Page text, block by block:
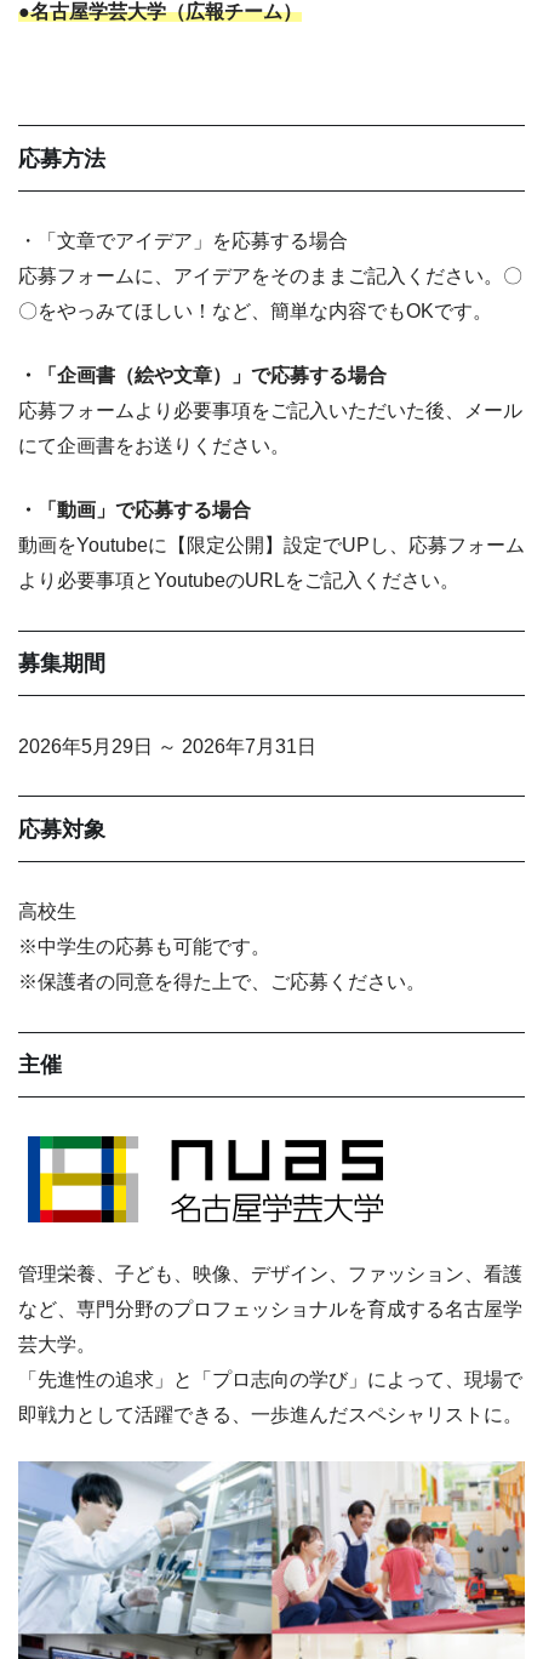
●名古屋学芸大学（広報チーム）
応募方法
・「文章でアイデア」を応募する場合
応募フォームに、アイデアをそのままご記入ください。〇
〇をやっみてほしい！など、簡単な内容でもOKです。
・「企画書（絵や文章）」で応募する場合
応募フォームより必要事項をご記入いただいた後、メール
にて企画書をお送りください。
・「動画」で応募する場合
動画をYoutubeに【限定公開】設定でUPし、応募フォーム
より必要事項とYoutubeのURLをご記入ください。
募集期間
2026年5月29日 ～ 2026年7月31日
応募対象
高校生
※中学生の応募も可能です。
※保護者の同意を得た上で、ご応募ください。
主催
管理栄養、子ども、映像、デザイン、ファッション、看護
など、専門分野のプロフェッショナルを育成する名古屋学
芸大学。
「先進性の追求」と「プロ志向の学び」によって、現場で
即戦力として活躍できる、一歩進んだスペシャリストに。